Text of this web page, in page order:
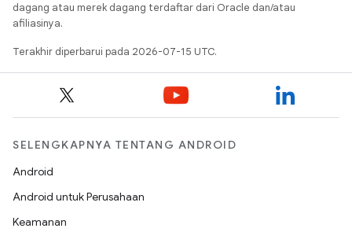
dagang atau merek dagang terdaftar dari Oracle dan/atau
afiliasinya.
Terakhir diperbarui pada 2026-07-15 UTC.
SELENGKAPNYA TENTANG ANDROID
Android
Android untuk Perusahaan
Keamanan